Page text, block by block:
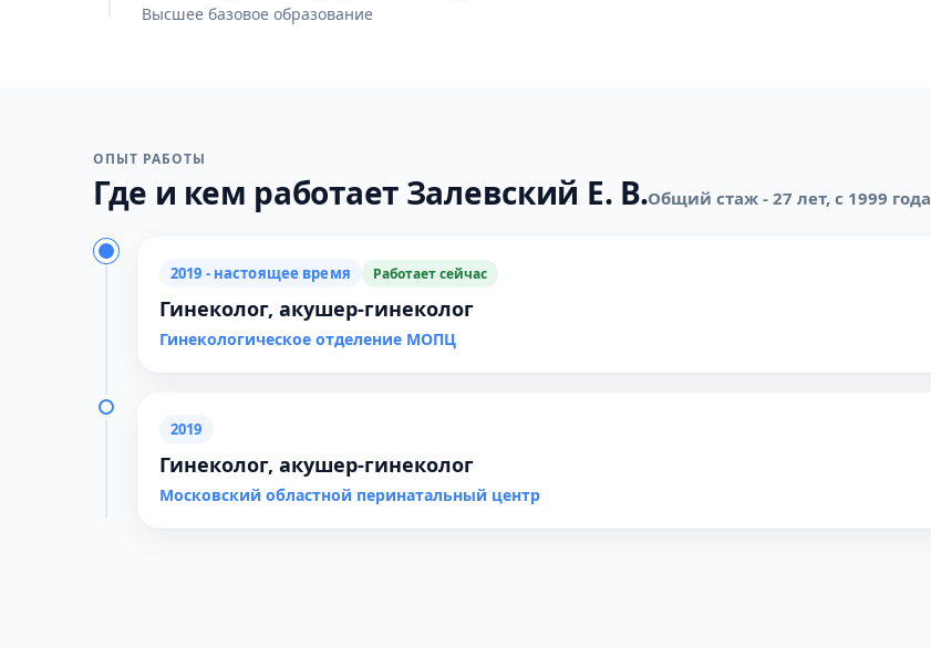
Высшее базовое образование
ОПЫТ РАБОТЫ
Где и кем работает Залевский Е. В.Общий стаж - 27 лет, с 1999 года
2019 - настоящее время Работает сейчас
Гинеколог, акушер-гинеколог
Гинекологическое отделение МОПЦ
2019
Гинеколог, акушер-гинеколог
Московский областной перинатальный центр